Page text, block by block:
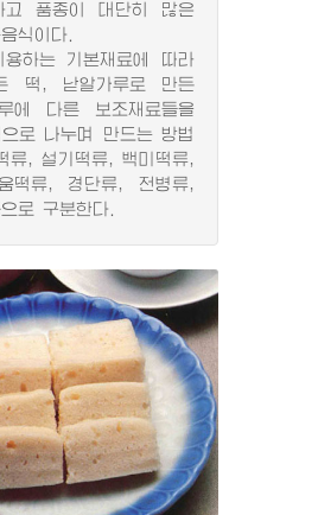
고 품종이 대단히 많은
식이다.
는 기본재료에 따라
떡, 낟알가루로 만든
에 다른 보조재료들을
로 나누며 만드는 방법
류, 설기떡류, 백미떡류,
떡류, 경단류, 전병류,
로 구분한다.